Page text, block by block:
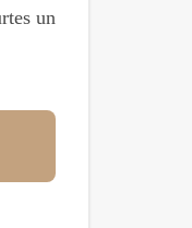
un